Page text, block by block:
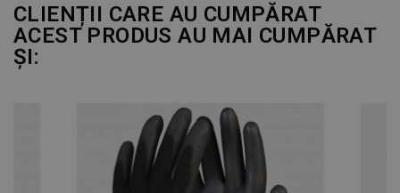
CLIENȚII CARE AU CUMPĂRAT
ACEST PRODUS AU MAI CUMPĂRAT
ȘI: